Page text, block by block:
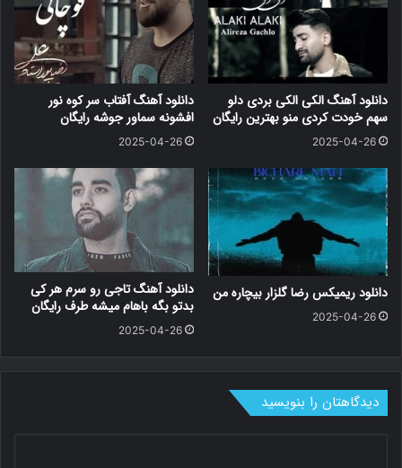
دانلود آهنگ الکی الکی بردی دلو
سهم خودت کردی منو بهترین رایگان
2025-04-26
دانلود آهنگ آفتاب سر کوه نور
افشونه سماور جوشه رایگان
2025-04-26
دانلود ریمیکس رضا گلزار بیچاره من
2025-04-26
دانلود آهنگ تاجی رو سرم هر کی
بدتو بگه باهام میشه طرف رایگان
2025-04-26
دیدگاهتان را بنویسید